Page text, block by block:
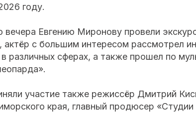
году.
вечера Евгению Миронову провели
актёр с большим интересом рассмотрел
различных сферах, а также прошел по
участие также режиссёр Дмитрий
края, главный продюсер